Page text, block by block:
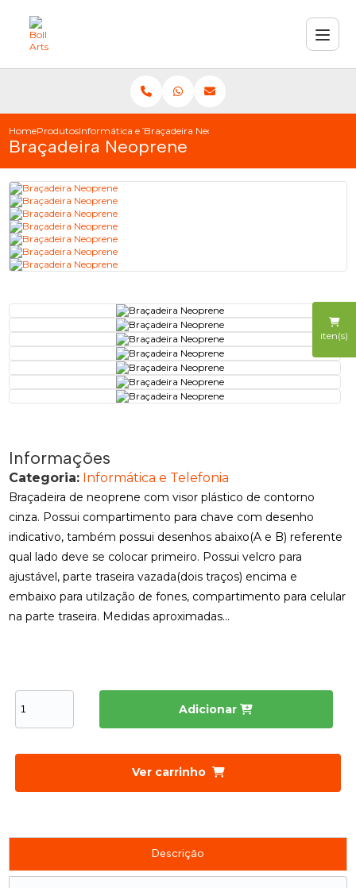
iten(s)
HomeProdutosInformática e TelefoniaBraçadeira Neoprene
Braçadeira Neoprene
Informações
Categoria: Informática e Telefonia
Braçadeira de neoprene com visor plástico de contorno
cinza. Possui compartimento para chave com desenho
indicativo, também possui desenhos abaixo(A e B) referente
qual lado deve se colocar primeiro. Possui velcro para
ajustável, parte traseira vazada(dois traços) encima e
embaixo para utilzação de fones, compartimento para celular
na parte traseira. Medidas aproximadas...
Adicionar
Ver carrinho
Descrição